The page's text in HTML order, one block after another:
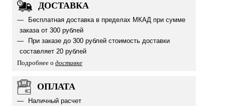
ДОСТАВКА
Бесплатная доставка в пределах МКАД при сумме
заказа от 300 рублей
При заказе до 300 рублей стоимость доставки
составляет 20 рублей
Подробнее о доставке
ОПЛАТА
Наличный расчет